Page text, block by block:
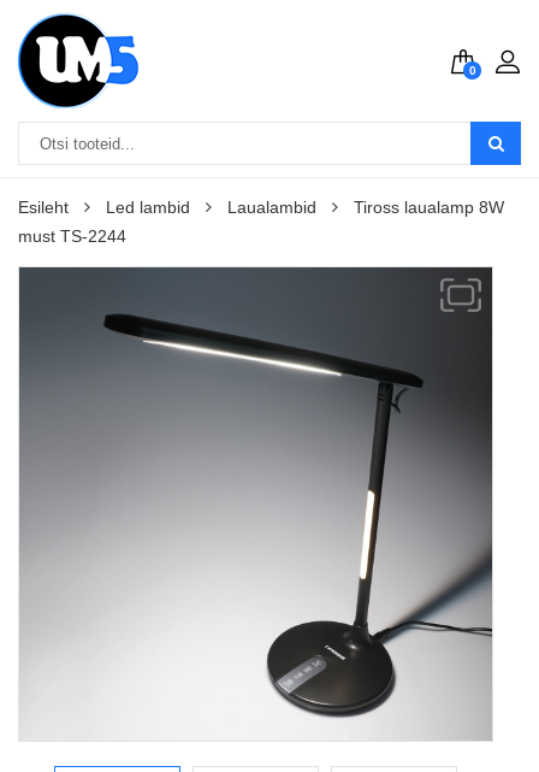
0
Esileht Led lambid Laualambid
Tiross laualamp 8W
must TS-2244